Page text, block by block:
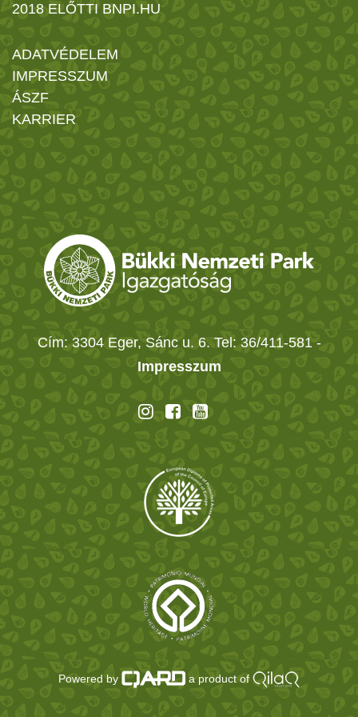
2018 ELŐTTI BNPI.HU
ADATVÉDELEM
IMPRESSZUM
ÁSZF
KARRIER
Cím: 3304 Eger, Sánc u. 6. Tel: 36/411-581 -
Impresszum
Powered by a product of